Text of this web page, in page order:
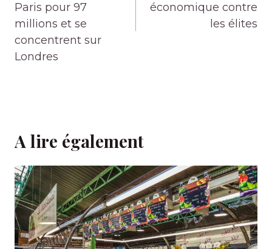
Paris pour 97
millions et se
concentrent sur
Londres
économique contre
les élites
A lire également